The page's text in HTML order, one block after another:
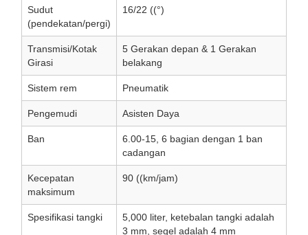
Sudut
(pendekatan/pergi)
16/22 ((°)
Transmisi/Kotak
Girasi
5 Gerakan depan & 1 Gerakan
belakang
Sistem rem Pneumatik
Pengemudi Asisten Daya
Ban
6.00-15, 6 bagian dengan 1 ban
cadangan
Kecepatan
maksimum
90 ((km/jam)
Spesifikasi tangki
5,000 liter, ketebalan tangki adalah
3 mm, segel adalah 4 mm